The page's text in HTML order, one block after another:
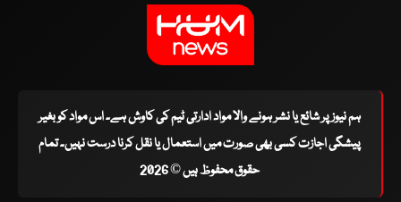
ہم نیوز پر شائع یا نشر ہونے والا مواد ادارتی ٹیم کی کاوش ہے۔ اس مواد کو بغیر
پیشگی اجازت کسی بھی صورت میں استعمال یا نقل کرنا درست نہیں۔ تمام
حقوق محفوظ ہیں © 2026